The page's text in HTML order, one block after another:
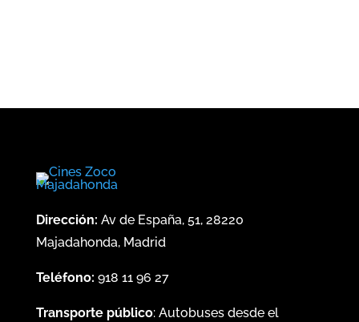
Dirección: Av de España, 51, 28220
Majadahonda, Madrid
Teléfono: 918 11 96 27
Transporte público: Autobuses desde el